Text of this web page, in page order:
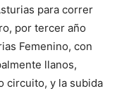
para correr
por tercer año
Femenino, con
llanos,
circuito, y la subida